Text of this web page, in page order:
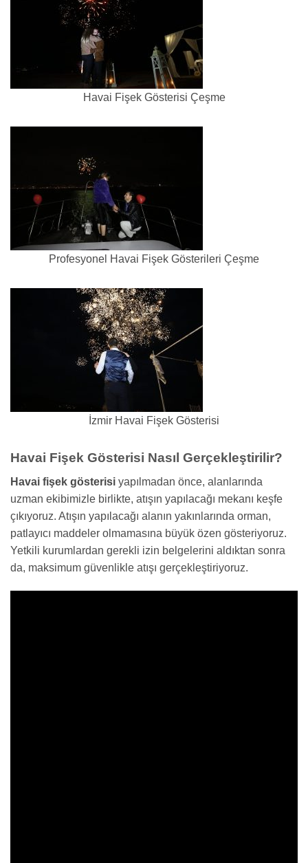
Havai Fişek Gösterisi Çeşme
Profesyonel Havai Fişek Gösterileri Çeşme
İzmir Havai Fişek Gösterisi
Havai Fişek Gösterisi Nasıl Gerçekleştirilir?
Havai fişek gösterisi yapılmadan önce, alanlarında
uzman ekibimizle birlikte, atışın yapılacağı mekanı keşfe
çıkıyoruz. Atışın yapılacağı alanın yakınlarında orman,
patlayıcı maddeler olmamasına büyük özen gösteriyoruz.
Yetkili kurumlardan gerekli izin belgelerini aldıktan sonra
da, maksimum güvenlikle atışı gerçekleştiriyoruz.